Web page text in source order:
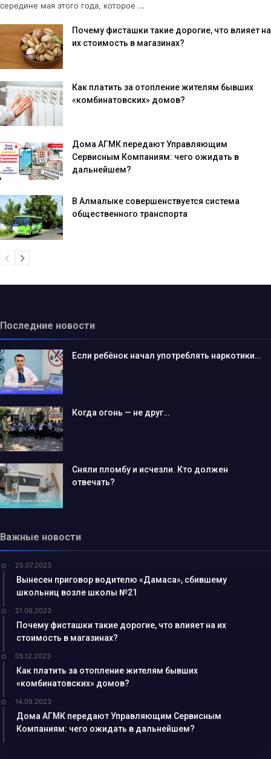
середине мая этого года, которое …
Почему фисташки такие дорогие, что влияет на
их стоимость в магазинах?
Как платить за отопление жителям бывших
«комбинатовских» домов?
Дома АГМК передают Управляющим
Сервисным Компаниям: чего ожидать в
дальнейшем?
В Алмалыке совершенствуется система
общественного транспорта
Последние новости
Если ребёнок начал употреблять наркотики…
Когда огонь — не друг…
Сняли пломбу и исчезли. Кто должен
отвечать?
Важные новости
25.07.2023
Вынесен приговор водителю «Дамаса», сбившему
школьниц возле школы №21
21.06.2023
Почему фисташки такие дорогие, что влияет на их
стоимость в магазинах?
05.12.2023
Как платить за отопление жителям бывших
«комбинатовских» домов?
14.09.2023
Дома АГМК передают Управляющим Сервисным
Компаниям: чего ожидать в дальнейшем?